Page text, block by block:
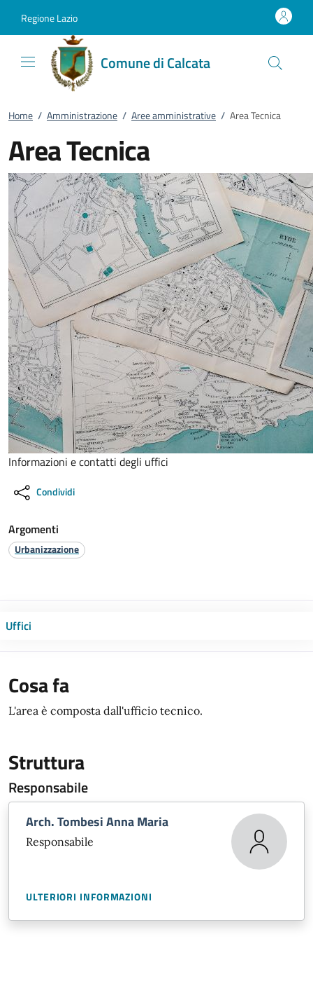
Regione Lazio
Comune di Calcata
Home / Amministrazione / Aree amministrative / Area Tecnica
Area Tecnica
Informazioni e contatti degli uffici
Condividi
Argomenti
Urbanizzazione
Uffici
Cosa fa
L'area è composta dall'ufficio tecnico.
Struttura
Responsabile
Arch. Tombesi Anna Maria
Responsabile
ULTERIORI INFORMAZIONI